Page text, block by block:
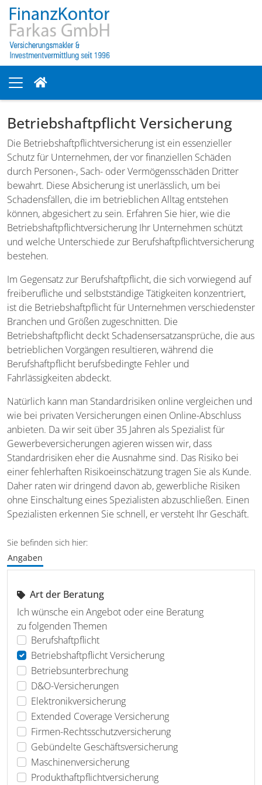
Betriebshaftpflicht Versicherung
Die Betriebshaftpflichtversicherung ist ein essenzieller
Schutz für Unternehmen, der vor finanziellen Schäden
durch Personen-, Sach- oder Vermögensschäden Dritter
bewahrt. Diese Absicherung ist unerlässlich, um bei
Schadensfällen, die im betrieblichen Alltag entstehen
können, abgesichert zu sein. Erfahren Sie hier, wie die
Betriebshaftpflichtversicherung Ihr Unternehmen schützt
und welche Unterschiede zur Berufshaftpflichtversicherung
bestehen.
Im Gegensatz zur Berufshaftpflicht, die sich vorwiegend auf
freiberufliche und selbstständige Tätigkeiten konzentriert,
ist die Betriebshaftpflicht für Unternehmen verschiedenster
Branchen und Größen zugeschnitten. Die
Betriebshaftpflicht deckt Schadensersatzansprüche, die aus
betrieblichen Vorgängen resultieren, während die
Berufshaftpflicht berufsbedingte Fehler und
Fahrlässigkeiten abdeckt.
Natürlich kann man Standardrisiken online vergleichen und
wie bei privaten Versicherungen einen Online-Abschluss
anbieten. Da wir seit über 35 Jahren als Spezialist für
Gewerbeversicherungen agieren wissen wir, dass
Standardrisiken eher die Ausnahme sind. Das Risiko bei
einer fehlerhaften Risikoeinschätzung tragen Sie als Kunde.
Daher raten wir dringend davon ab, gewerbliche Risiken
ohne Einschaltung eines Spezialisten abzuschließen. Einen
Spezialisten erkennen Sie schnell, er versteht Ihr Geschäft.
Sie befinden sich hier:
Angaben
Art der Beratung
Ich wünsche ein Angebot oder eine Beratung
zu folgenden Themen
Berufshaftpflicht
Betriebshaftpflicht Versicherung
Betriebsunterbrechung
D&O-Versicherungen
Elektronikversicherung
Extended Coverage Versicherung
Firmen-Rechtsschutzversicherung
Gebündelte Geschäftsversicherung
Maschinenversicherung
Produkthaftpflichtversicherung